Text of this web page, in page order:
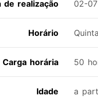
de realização 02-
Horário
Carga horária 50
Idade a